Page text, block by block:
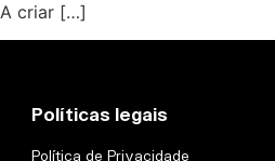
criar […]
Políticas legais
Política de Privacidade